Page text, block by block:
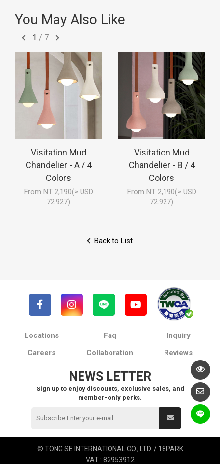
You May Also Like
1 / 7
Visitation Mud
Chandelier - A / 4
Colors
From NT 2,190(≈ USD
72.927)
Visitation Mud
Chandelier - B / 4
Colors
From NT 2,190(≈ USD
72.927)
Back to List
Locations Faq
Inquiry
Careers
Collaboration Reviews
NEWS LETTER
Sign up to enjoy discounts, exclusive sales, and
member-only perks.
© TONG SE INTERNATIONAL CO., LTD. / 18PARK
VAT : 82953912